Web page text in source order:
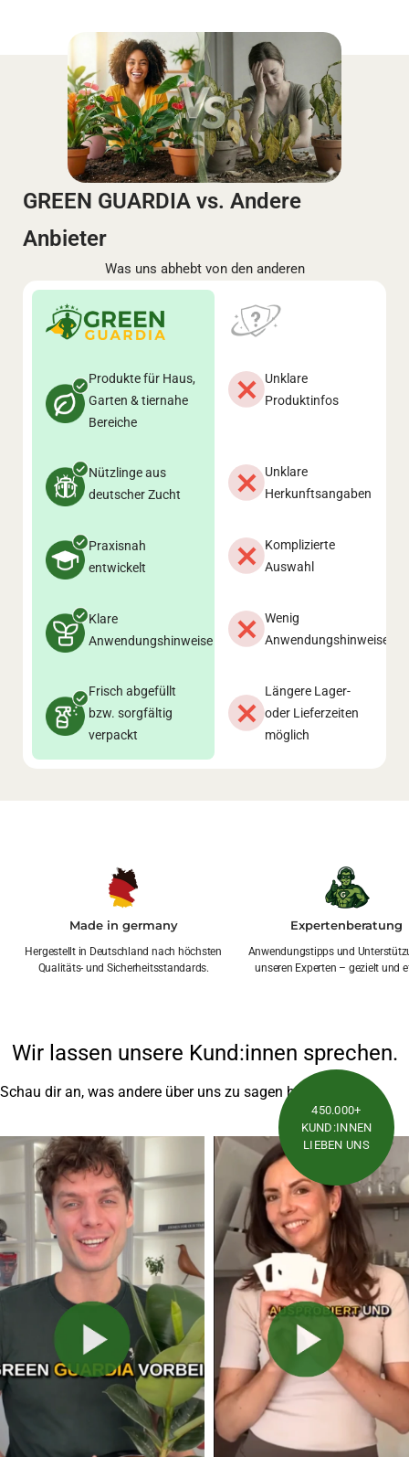
GREEN GUARDIA vs. Andere
Anbieter
Was uns abhebt von den anderen
Produkte für Haus,
Garten & tiernahe
Bereiche
Unklare
Produktinfos
Nützlinge aus
deutscher Zucht
Unklare
Herkunftsangaben
Praxisnah
entwickelt
Komplizierte
Auswahl
Klare
Anwendungshinweise
Wenig
Anwendungshinweise
Frisch abgefüllt
bzw. sorgfältig
verpackt
Längere Lager-
oder Lieferzeiten
möglich
Made in germany
Hergestellt in Deutschland nach höchsten
Qualitäts- und Sicherheitsstandards.
Expertenberatung
Anwendungstipps und
unseren Experten – gezielt und
Wir lassen unsere Kund:innen sprechen.
Schau dir an, was andere über uns zu sagen haben
450.000+
KUND:INNEN
LIEBEN UNS